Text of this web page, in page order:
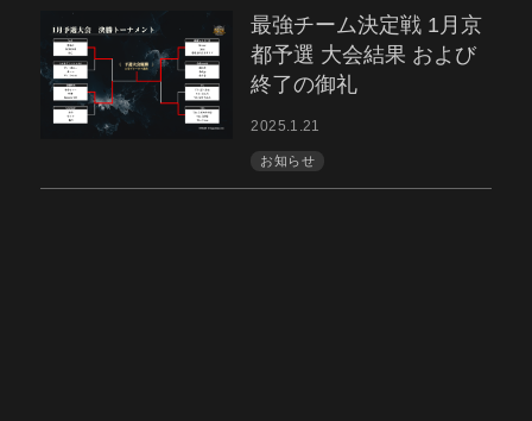
最強チーム決定戦 1月京
都予選 大会結果 および
終了の御礼
2025.1.21
お知らせ